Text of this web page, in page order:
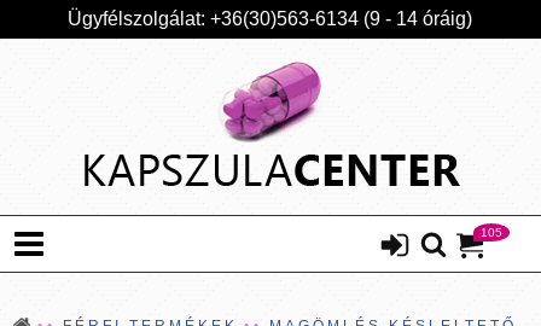
Ügyfélszolgálat: +36(30)563-6134 (9 - 14 óráig)
105